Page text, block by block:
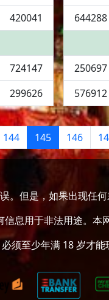
420041
724147
299626
644288
250697
576912
144 145 146
。但是，如果出现任
息用于非法用途。本
必须至少年满 18 岁才能